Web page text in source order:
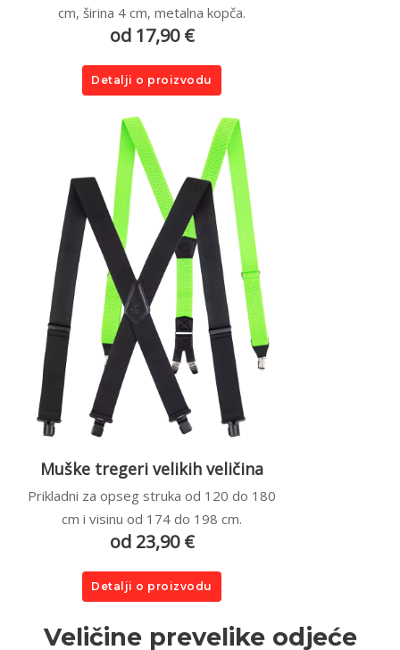
cm, širina 4 cm, metalna kopča.
od 17,90 €
Detalji o proizvodu
Muške tregeri velikih veličina
Prikladni za opseg struka od 120 do 180
cm i visinu od 174 do 198 cm.
od 23,90 €
Detalji o proizvodu
Veličine prevelike odjeće